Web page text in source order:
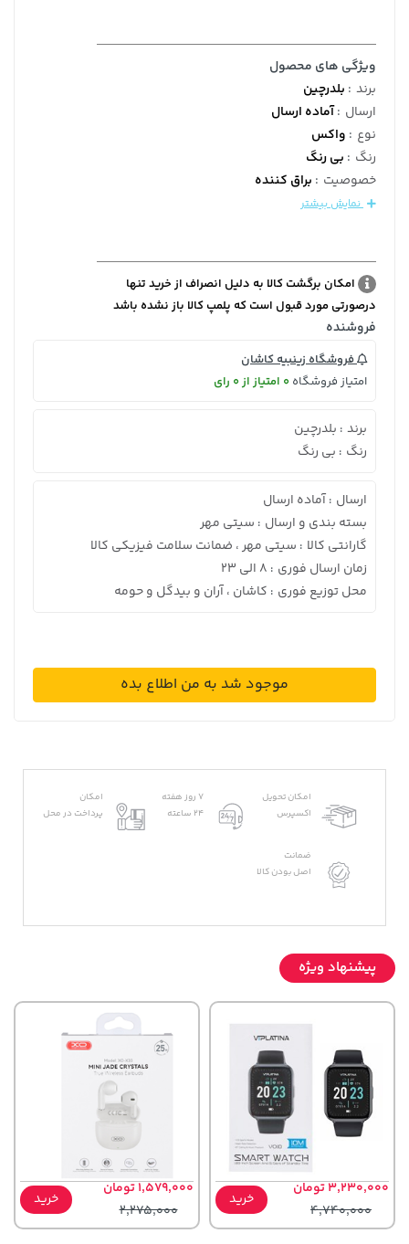
ویژگی های محصول
برند : بلدرچین
ارسال :آماده ارسال
نوع : واکس
رنگ : بی رنگ
خصوصیت : براق کننده
نمایش بیشتر
امکان برگشت کالا به دلیل انصراف از خرید تنها
درصورتی مورد قبول است که پلمپ کالا باز نشده باشد
فروشنده
فروشگاه زینبیه کاشان
امتیاز فروشگاه 0 امتیاز از 0 رای
برند : بلدرچین
رنگ : بی رنگ
ارسال : آماده ارسال
بسته بندی و ارسال : سیتی مهر
گارانتی کالا : سیتی مهر ، ضمانت سلامت فیزیکی کالا
زمان ارسال فوری : 8 الی 23
محل توزیع فوری : کاشان ، آران و بیدگل و حومه
موجود شد به من اطلاع بده
امکان تحویل
اکسپرس
7 روز هفته
24 ساعته
امکان
پرداخت در محل
ضمانت
اصل بودن کالا
پیشنهاد ویژه
3,230,000 تومان
4,740,000
خرید
1,579,000 تومان
2,275,000
خرید